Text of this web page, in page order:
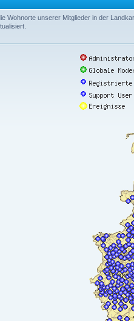
Wohnorte unserer Mitglieder in der